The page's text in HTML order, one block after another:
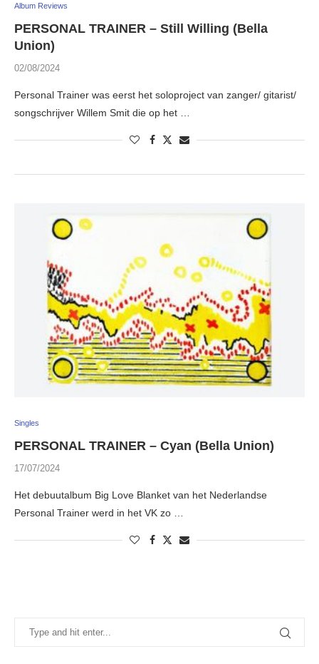
Album Reviews
PERSONAL TRAINER – Still Willing (Bella
Union)
02/08/2024
Personal Trainer was eerst het soloproject van zanger/ gitarist/
songschrijver Willem Smit die op het …
Singles
PERSONAL TRAINER – Cyan (Bella Union)
17/07/2024
Het debuutalbum Big Love Blanket van het Nederlandse
Personal Trainer werd in het VK zo …